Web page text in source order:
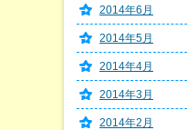
2014年6月
2014年5月
2014年4月
2014年3月
2014年2月